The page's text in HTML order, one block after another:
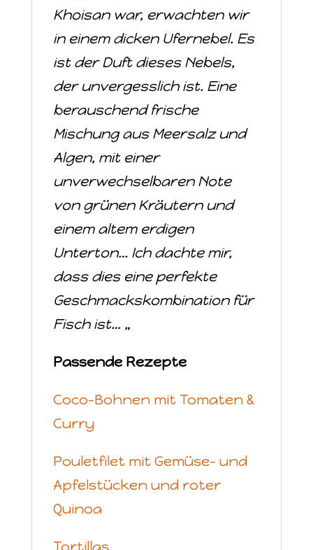
Khoisan war, erwachten wir
in einem dicken Ufernebel. Es
ist der Duft dieses Nebels,
der unvergesslich ist. Eine
berauschend frische
Mischung aus Meersalz und
Algen, mit einer
unverwechselbaren Note
von grünen Kräutern und
einem altem erdigen
Unterton… Ich dachte mir,
dass dies eine perfekte
Geschmackskombination für
Fisch ist… „
Passende Rezepte
Coco-Bohnen mit Tomaten &
Curry
Pouletfilet mit Gemüse- und
Apfelstücken und roter
Quinoa
Tortillas